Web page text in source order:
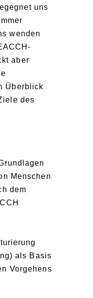
uns
wenden
aber
Überblick
des
Menschen
dem
als Basis
Vorgehens